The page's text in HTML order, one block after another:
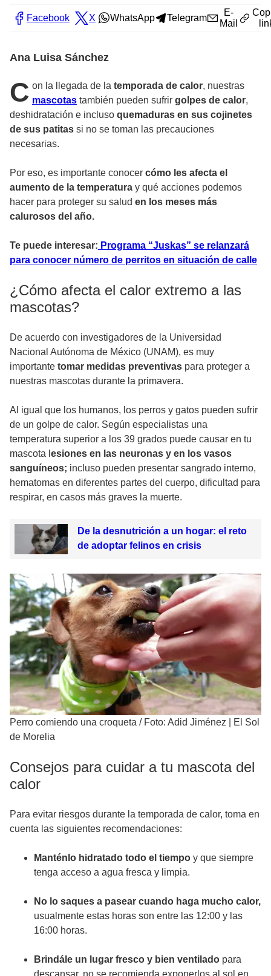
Facebook X WhatsApp Telegram
E-
Mail
Ana Luisa Sánchez
C on la llegada de la temporada de calor, nuestras
mascotas también pueden sufrir golpes de calor,
deshidratación e incluso quemaduras en sus cojinetes
de sus patitas si no se toman las precauciones
necesarias.
Por eso, es importante conocer cómo les afecta el
aumento de la temperatura y qué acciones podemos
hacer para proteger su salud en los meses más
calurosos del año.
Te puede interesar: Programa “Juskas” se relanzará
para conocer número de perritos en situación de calle
¿Cómo afecta el calor extremo a las
mascotas?
De acuerdo con investigadores de la Universidad
Nacional Autónoma de México (UNAM), es muy
importante tomar medidas preventivas para proteger a
nuestras mascotas durante la primavera.
Al igual que los humanos, los perros y gatos pueden sufrir
de un golpe de calor. Según especialistas una
temperatura superior a los 39 grados puede causar en tu
mascota l esiones en las neuronas y en los vasos
sanguíneos; incluso pueden presentar sangrado interno,
hematomas en diferentes partes del cuerpo, dificultad para
respirar, en casos más graves la muerte.
De la desnutrición a un hogar: el reto
de adoptar felinos en crisis
Perro comiendo una croqueta / Foto: Adid Jiménez | El Sol
de Morelia
Consejos para cuidar a tu mascota del
calor
Para evitar riesgos durante la temporada de calor, toma en
cuenta las siguientes recomendaciones:
Manténlo hidratado todo el tiempo y que siempre
tenga acceso a agua fresca y limpia.
No lo saques a pasear cuando haga mucho calor,
usualmente estas horas son entre las 12:00 y las
16:00 horas.
Brindále un lugar fresco y bien ventilado para
descansar, no se recomienda exponerlos al sol en